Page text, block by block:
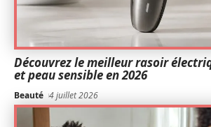
Découvrez le meilleur rasoir
et peau sensible en 2026
Beauté 4 juillet 2026